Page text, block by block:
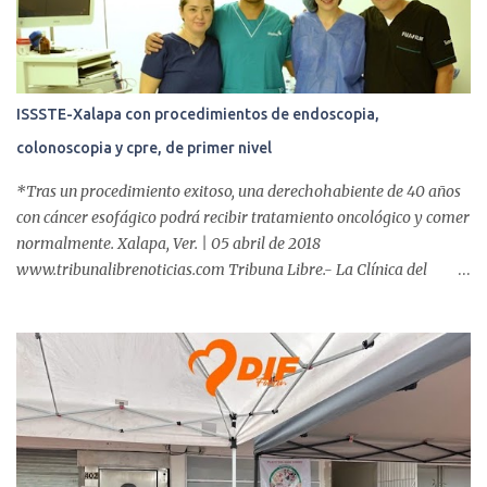
s
ISSSTE-Xalapa con procedimientos de endoscopia,
colonoscopia y cpre, de primer nivel
*Tras un procedimiento exitoso, una derechohabiente de 40 años
con cáncer esofágico podrá recibir tratamiento oncológico y comer
normalmente. Xalapa, Ver. | 05 abril de 2018
www.tribunalibrenoticias.com Tribuna Libre.- La Clínica del
incluyen endoscopia, colonoscopia y colangiopancreatografía
retrógrada endoscópica (CPRE), con equipo de alta tecnología de
videoendoscopia gástrica y con especialistas certificados. Además
se cuenta con endoscopios de última tecnología que permiten
diagnósticos con mayor certeza y sin dolor para el paciente, a
través de la atención de un equipo de profesionales